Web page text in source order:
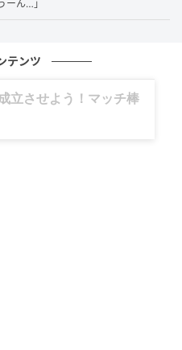
ーん…」
テンツ
、旅行記……全部、読